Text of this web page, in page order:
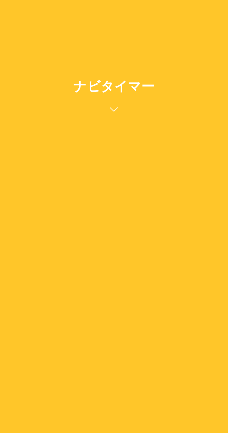
ナビタイマー